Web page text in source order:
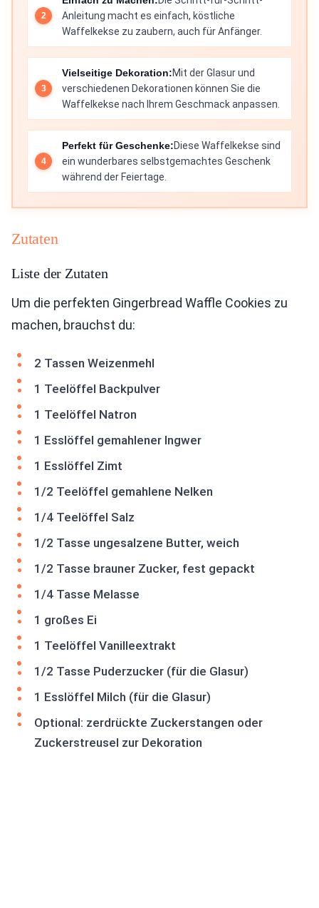
Anleitung macht es einfach, köstliche
Waffelkekse zu zaubern, auch für Anfänger.
Vielseitige Dekoration:Mit der Glasur und
verschiedenen Dekorationen können Sie die
Waffelkekse nach Ihrem Geschmack anpassen.
Perfekt für Geschenke:Diese Waffelkekse sind
ein wunderbares selbstgemachtes Geschenk
während der Feiertage.
Zutaten
Liste der Zutaten
Um die perfekten Gingerbread Waffle Cookies zu
machen, brauchst du:
2 Tassen Weizenmehl
1 Teelöffel Backpulver
1 Teelöffel Natron
1 Esslöffel gemahlener Ingwer
1 Esslöffel Zimt
1/2 Teelöffel gemahlene Nelken
1/4 Teelöffel Salz
1/2 Tasse ungesalzene Butter, weich
1/2 Tasse brauner Zucker, fest gepackt
1/4 Tasse Melasse
1 großes Ei
1 Teelöffel Vanilleextrakt
1/2 Tasse Puderzucker (für die Glasur)
1 Esslöffel Milch (für die Glasur)
Optional: zerdrückte Zuckerstangen oder
Zuckerstreusel zur Dekoration